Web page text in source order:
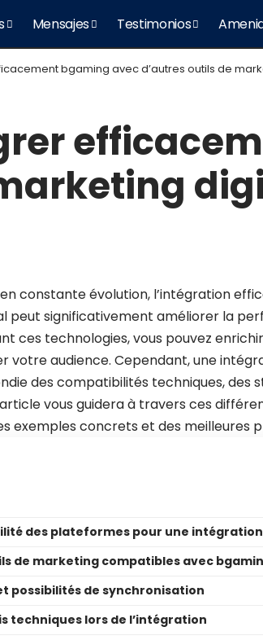
Mensajes Testimonios
bgaming avec d’autres outils de
constante évolution, l’intégration
peut significativement améliorer la
ces technologies, vous pouvez
votre audience. Cependant, une
des compatibilités techniques, des
vous guidera à travers ces
exemples concrets et des meilleures
des plateformes pour une
de marketing compatibles avec
possibilités de synchronisation
techniques lors de l’intégration